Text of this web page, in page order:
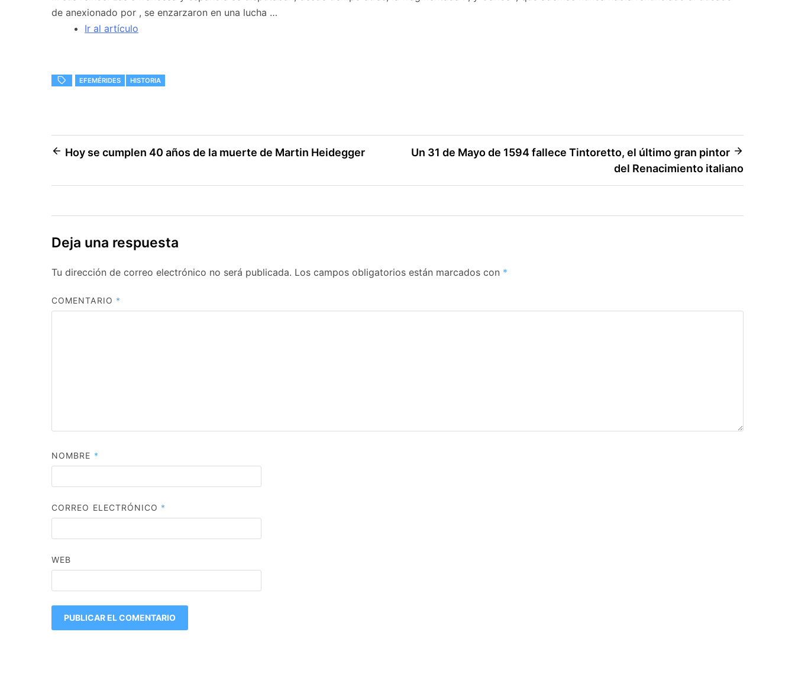
de anexionado por , se enzarzaron en una lucha …
Ir al artículo
EFEMÉRIDES HISTORIA
Navegación
Hoy se cumplen 40 años de la muerte de Martin Heidegger
Un 31 de Mayo de 1594 fallece Tintoretto, el último gran pintor
del Renacimiento italiano
Deja una respuesta
Tu dirección de correo electrónico no será publicada. Los campos obligatorios están marcados con *
COMENTARIO *
NOMBRE *
CORREO ELECTRÓNICO *
WEB